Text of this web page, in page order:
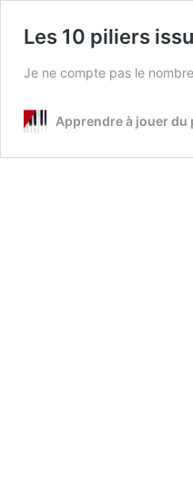
Les 10 piliers
Je ne compte pas le
Apprendre à jouer du